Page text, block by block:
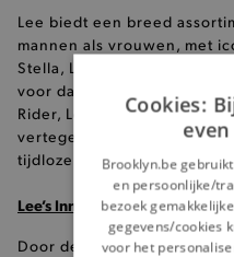
Lee biedt een breed
mannen als vrouwen, met
Stella, Lee Carol, Lee
voor dames en de Lee
Rider, Lee Luke en Lee
vertegenwoordigen een
tijdloze pasvorm.
Lee’s Innovaties in Denim
Door de jaren heen heeft
Cookies:
Brooklyn.be
en persoonlijke/
bezoek
gegevens/cookies
voor het